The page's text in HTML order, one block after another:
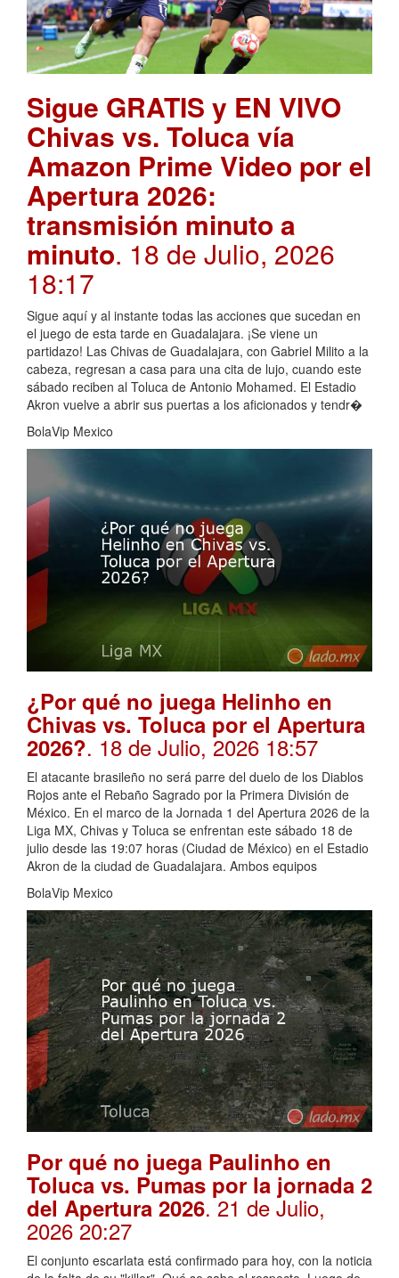
Sigue GRATIS y EN VIVO
Chivas vs. Toluca vía
Amazon Prime Video por el
Apertura 2026:
transmisión minuto a
minuto. 18 de Julio, 2026
18:17
Sigue aquí y al instante todas las acciones que sucedan en
el juego de esta tarde en Guadalajara. ¡Se viene un
partidazo! Las Chivas de Guadalajara, con Gabriel Milito a la
cabeza, regresan a casa para una cita de lujo, cuando este
sábado reciben al Toluca de Antonio Mohamed. El Estadio
Akron vuelve a abrir sus puertas a los aficionados y tendr�
BolaVip Mexico
¿Por qué no juega Helinho en
Chivas vs. Toluca por el Apertura
2026?. 18 de Julio, 2026 18:57
El atacante brasileño no será parre del duelo de los Diablos
Rojos ante el Rebaño Sagrado por la Primera División de
México. En el marco de la Jornada 1 del Apertura 2026 de la
Liga MX, Chivas y Toluca se enfrentan este sábado 18 de
julio desde las 19:07 horas (Ciudad de México) en el Estadio
Akron de la ciudad de Guadalajara. Ambos equipos
BolaVip Mexico
Por qué no juega Paulinho en
Toluca vs. Pumas por la jornada 2
del Apertura 2026. 21 de Julio,
2026 20:27
El conjunto escarlata está confirmado para hoy, con la noticia